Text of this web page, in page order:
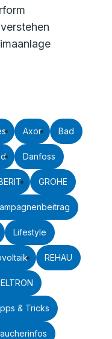
Axor Bad
Danfoss
GROHE
Lifestyle
REHAU
& Tricks